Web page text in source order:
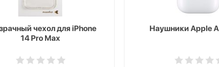
чехол для iPhone
14 Pro Max
Наушники Apple